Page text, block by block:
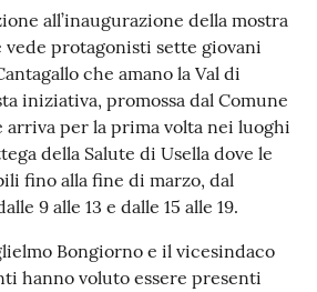
all’inaugurazione della mostra
vede protagonisti sette giovani
che amano la Val di
iniziativa, promossa dal Comune
arriva per la prima volta nei luoghi
della Salute di Usella dove le
fino alla fine di marzo, dal
9 alle 13 e dalle 15 alle 19.
Bongiorno e il vicesindaco
hanno voluto essere presenti